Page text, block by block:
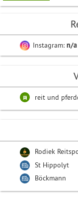
Instagram: n/a
reit und
Rodiek
St Hippolyt
Böckmann